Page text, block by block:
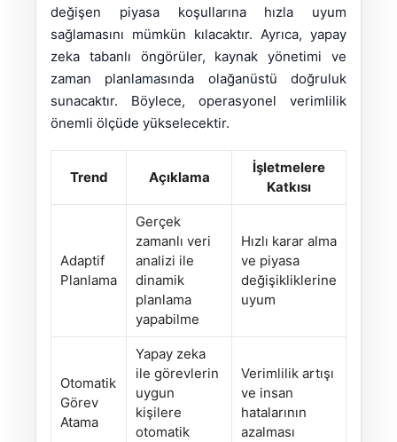
değişen piyasa koşullarına hızla uyum
sağlamasını mümkün kılacaktır. Ayrıca, yapay
zeka tabanlı öngörüler, kaynak yönetimi ve
zaman planlamasında olağanüstü doğruluk
sunacaktır. Böylece, operasyonel verimlilik
önemli ölçüde yükselecektir.
Trend Açıklama
İşletmelere
Katkısı
Adaptif
Planlama
Gerçek
zamanlı veri
analizi ile
dinamik
planlama
yapabilme
Hızlı karar alma
ve piyasa
değişikliklerine
uyum
Otomatik
Görev
Atama
Yapay zeka
ile görevlerin
uygun
kişilere
otomatik
Verimlilik artışı
ve insan
hatalarının
azalması